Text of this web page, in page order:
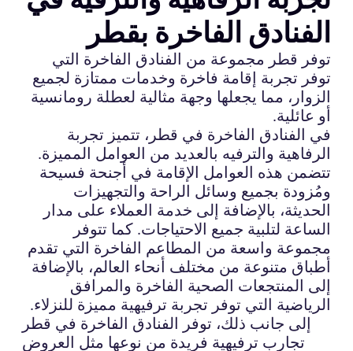
الفنادق الفاخرة بقطر
توفر قطر مجموعة من الفنادق الفاخرة التي
توفر تجربة إقامة فاخرة وخدمات ممتازة لجميع
الزوار، مما يجعلها وجهة مثالية لعطلة رومانسية
أو عائلية.
في الفنادق الفاخرة في قطر، تتميز تجربة
الرفاهية والترفيه بالعديد من العوامل المميزة.
تتضمن هذه العوامل الإقامة في أجنحة فسيحة
ومُزودة بجميع وسائل الراحة والتجهيزات
الحديثة، بالإضافة إلى خدمة العملاء على مدار
الساعة لتلبية جميع الاحتياجات. كما تتوفر
مجموعة واسعة من المطاعم الفاخرة التي تقدم
أطباق متنوعة من مختلف أنحاء العالم، بالإضافة
إلى المنتجعات الصحية الفاخرة والمرافق
الرياضية التي توفر تجربة ترفيهية مميزة للنزلاء.
إلى جانب ذلك، توفر الفنادق الفاخرة في قطر
تجارب ترفيهية فريدة من نوعها مثل العروض